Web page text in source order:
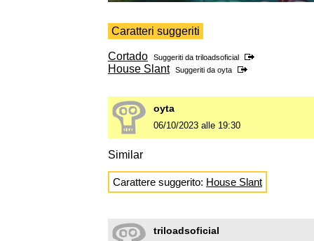
Caratteri suggeriti
Cortado Suggeriti da triloadsoficial
House Slant Suggeriti da oyta
oyta
06/10/2023 alle 19:30
Similar
Carattere suggerito: House Slant
triloadsoficial